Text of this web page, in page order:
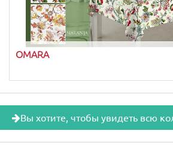
OMARA
Вы хотите, чтобы увидеть всю